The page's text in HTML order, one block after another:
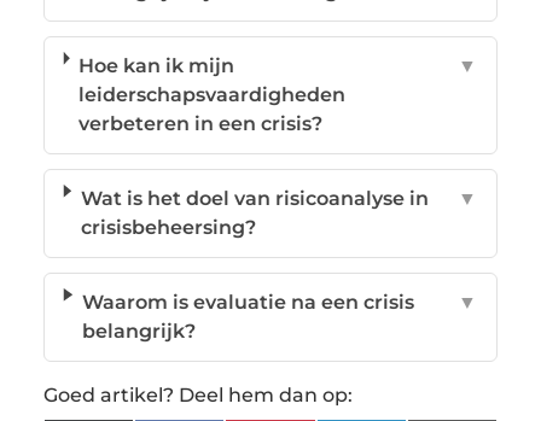
Hoe kan ik mijn
leiderschapsvaardigheden
verbeteren in een crisis?
▼
Wat is het doel van risicoanalyse in
crisisbeheersing?
▼
Waarom is evaluatie na een crisis
belangrijk?
▼
Goed artikel? Deel hem dan op: